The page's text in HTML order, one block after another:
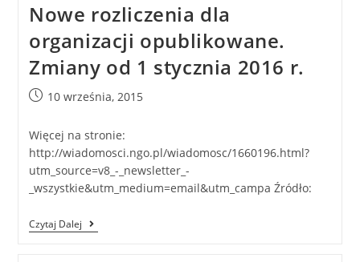
Nowe rozliczenia dla
organizacji opublikowane.
Zmiany od 1 stycznia 2016 r.
10 września, 2015
Więcej na stronie:
http://wiadomosci.ngo.pl/wiadomosc/1660196.html?
utm_source=v8_-_newsletter_-
_wszystkie&utm_medium=email&utm_campa Źródło:
Czytaj Dalej